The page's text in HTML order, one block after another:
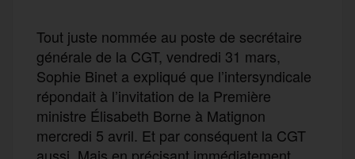
Tout juste nommée au poste de secrétaire
générale de la CGT, vendredi 31 mars,
Sophie Binet a expliqué que l’intersyndicale
répondait à l’invitation de la Première
ministre Élisabeth Borne à Matignon
mercredi 5 avril. Et par conséquent la CGT
aussi. Mais en précisant immédiatement